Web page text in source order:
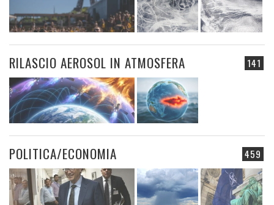
141
RILASCIO AEROSOL IN ATMOSFERA
459
POLITICA/ECONOMIA